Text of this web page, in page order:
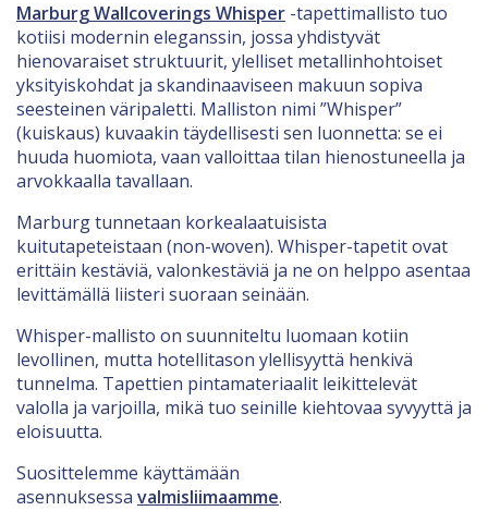
Marburg Wallcoverings Whisper -tapettimallisto tuo
kotiisi modernin eleganssin, jossa yhdistyvät
hienovaraiset struktuurit, ylelliset metallinhohtoiset
yksityiskohdat ja skandinaaviseen makuun sopiva
seesteinen väripaletti. Malliston nimi ”Whisper”
(kuiskaus) kuvaakin täydellisesti sen luonnetta: se ei
huuda huomiota, vaan valloittaa tilan hienostuneella ja
arvokkaalla tavallaan.
Marburg tunnetaan korkealaatuisista
kuitutapeteistaan (non-woven). Whisper-tapetit ovat
erittäin kestäviä, valonkestäviä ja ne on helppo asentaa
levittämällä liisteri suoraan seinään.
Whisper-mallisto on suunniteltu luomaan kotiin
levollinen, mutta hotellitason ylellisyyttä henkivä
tunnelma. Tapettien pintamateriaalit leikittelevät
valolla ja varjoilla, mikä tuo seinille kiehtovaa syvyyttä ja
eloisuutta.
Suosittelemme käyttämään
asennuksessa valmisliimaamme.